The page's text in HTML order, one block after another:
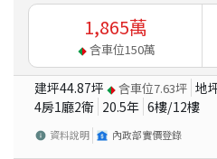
1,865萬
含車位150萬
建坪44.87坪 含車位7.63坪 地
4房1廳2衛 20.5年 6樓/12樓
資料說明 內政部實價登錄